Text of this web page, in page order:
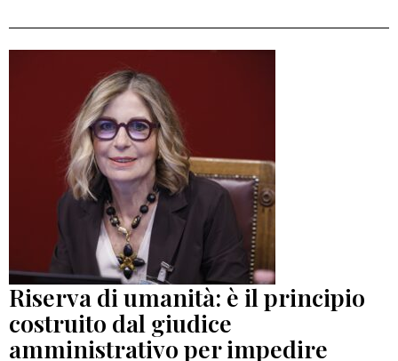
Riserva di umanità: è il principio
costruito dal giudice
amministrativo per impedire